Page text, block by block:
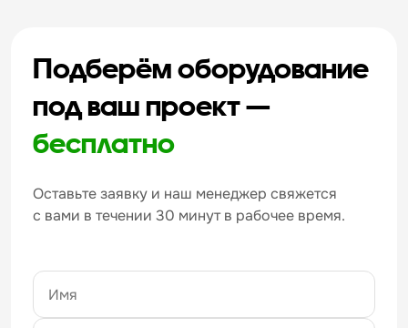
Подберём оборудование
под ваш проект —
бесплатно
Оставьте заявку и наш менеджер свяжется
с вами в течении 30 минут в рабочее время.